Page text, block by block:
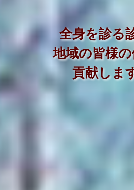
入念な検査で
早期発見に努